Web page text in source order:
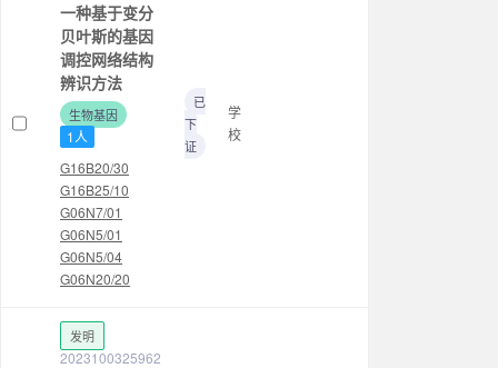
一种基于变分
贝叶斯的基因
调控网络结构
辨识方法
生物基因
1人
G16B20/30
G16B25/10
G06N7/01
G06N5/01
G06N5/04
G06N20/20
已
下
证
学
校
发明
2023100325962